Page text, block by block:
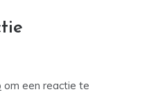
om een reactie te